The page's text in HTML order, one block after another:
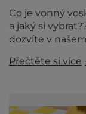
Co je vonný
a jaký si
dozvíte v
Přečtěte si více